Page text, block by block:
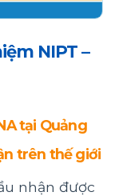
NIPT –
tại Quảng
trên thế giới
nhận được